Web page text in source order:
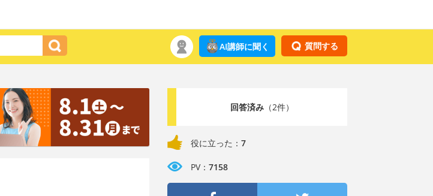
質問する
AI講師に聞く
回答済み（2件）
役に立った： 7
PV： 7158